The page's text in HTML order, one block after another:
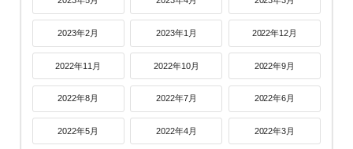
2023年2月 2023年1月 2022年12月
2022年11月 2022年10月 2022年9月
2022年8月 2022年7月 2022年6月
2022年5月 2022年4月 2022年3月